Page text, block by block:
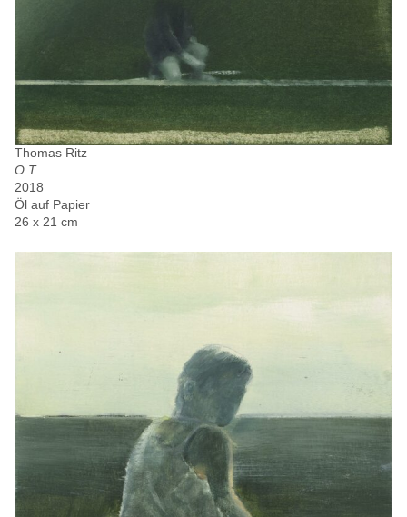
Thomas Ritz
O.T.
2018
Öl auf Papier
26 x 21 cm